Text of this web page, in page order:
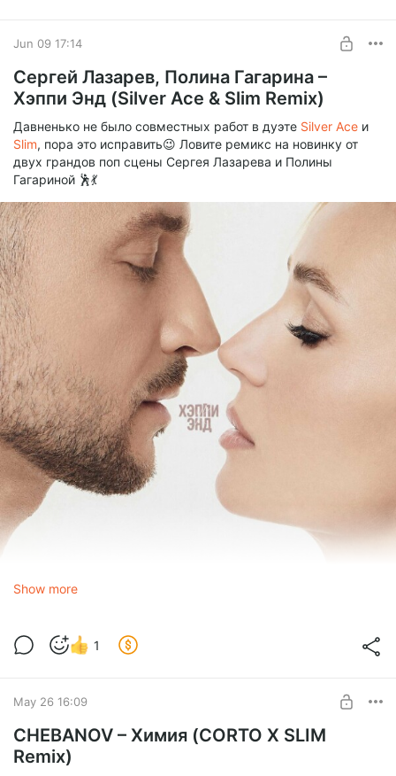
mp3
Братья Грим - Ресницы (Slim Remix).mp3
6.10 Mb
Братья Грим - Ресницы (Slim Remix Extended).mp3
7.41 Mb
Jun 09 17:14
Сергей Лазарев, Полина Гагарина –
Хэппи Энд (Silver Ace & Slim Remix)
Давненько не было совместных работ в дуэте Silver Ace и
Slim, пора это исправить😉 Ловите ремикс на новинку от
двух грандов поп сцены Сергея Лазарева и Полины
Гагариной 🕺💃
Сергей Лазарев, Полина Гагарина
Хэппи Энд (Silver Ace & Slim Radio Edit)
0:00
Show more
1
May 26 16:09
CHEBANOV – Химия (CORTO X SLIM
Remix)